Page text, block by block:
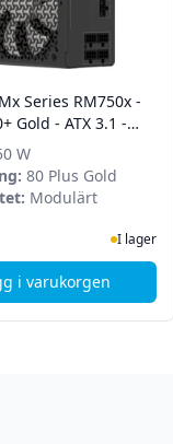
för senaste status
- Platinum
Series RM750x -
Gold - ATX 3.1 -
W
80 Plus Gold
Modulärt
I lager
i varukorgen
, Corsair RMx